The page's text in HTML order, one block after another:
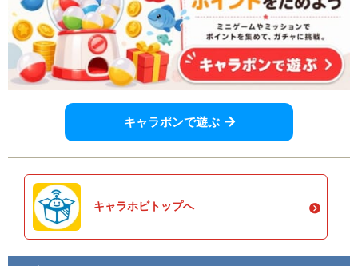
キャラポンで遊ぶ
キャラホビトップへ